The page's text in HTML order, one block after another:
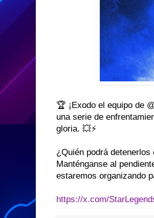
🏆 ¡Exodo el equipo de
una serie de
gloria. 💥⚡
¿Quién podrá
Manténganse al
estaremos organizando
https://x.com/